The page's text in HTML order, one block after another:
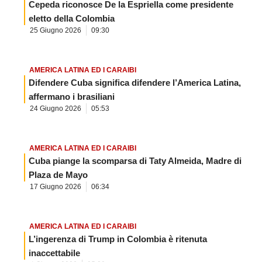
Cepeda riconosce De la Espriella come presidente
eletto della Colombia
25 Giugno 2026 09:30
AMERICA LATINA ED I CARAIBI
Difendere Cuba significa difendere l’America Latina,
affermano i brasiliani
24 Giugno 2026 05:53
AMERICA LATINA ED I CARAIBI
Cuba piange la scomparsa di Taty Almeida, Madre di
Plaza de Mayo
17 Giugno 2026 06:34
AMERICA LATINA ED I CARAIBI
L’ingerenza di Trump in Colombia è ritenuta
inaccettabile